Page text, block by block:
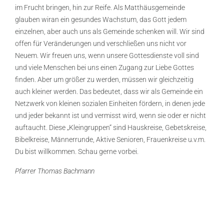
im Frucht bringen, hin zur Reife. Als Matthäusgemeinde
glauben wiran ein gesundes Wachstum, das Gott jedem
einzelnen, aber auch uns als Gemeinde schenken will. Wir sind
offen für Veränderungen und verschließen uns nicht vor
Neuem. Wir freuen uns, wenn unsere Gottesdienste voll sind
und viele Menschen bei uns einen Zugang zur Liebe Gottes
finden. Aber um größer zu werden, müssen wir gleichzeitig
auch kleiner werden. Das bedeutet, dass wir als Gemeinde ein
Netzwerk von kleinen sozialen Einheiten fördern, in denen jede
und jeder bekannt ist und vermisst wird, wenn sie oder er nicht
auftaucht. Diese „Kleingruppen“ sind Hauskreise, Gebetskreise,
Bibelkreise, Männerrunde, Aktive Senioren, Frauenkreise u.v.m.
Du bist willkommen. Schau gerne vorbei.
Pfarrer Thomas Bachmann